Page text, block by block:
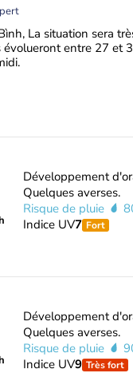
La situation sera
évolueront entre 27 et
Développement
Quelques averses.
Risque de pluie
Indice UV7 Fort
Développement
Quelques averses.
Risque de pluie
Indice UV9 Très fort